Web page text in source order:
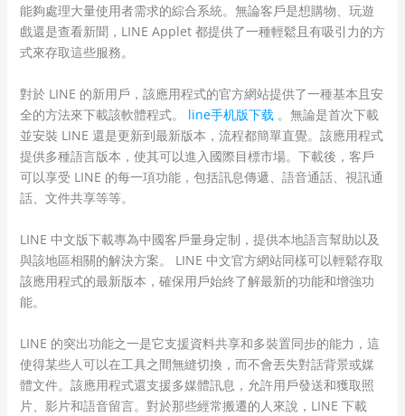
能夠處理大量使用者需求的綜合系統。無論客戶是想購物、玩遊
戲還是查看新聞，LINE Applet 都提供了一種輕鬆且有吸引力的方
式來存取這些服務。
對於 LINE 的新用戶，該應用程式的官方網站提供了一種基本且安
全的方法來下載該軟體程式。 line手机版下载。無論是首次下載
並安裝 LINE 還是更新到最新版本，流程都簡單直覺。該應用程式
提供多種語言版本，使其可以進入國際目標市場。下載後，客戶
可以享受 LINE 的每一項功能，包括訊息傳遞、語音通話、視訊通
話、文件共享等等。
LINE 中文版下載專為中國客戶量身定制，提供本地語言幫助以及
與該地區相關的解決方案。 LINE 中文官方網站同樣可以輕鬆存取
該應用程式的最新版本，確保用戶始終了解最新的功能和增強功
能。
LINE 的突出功能之一是它支援資料共享和多裝置同步的能力，這
使得某些人可以在工具之間無縫切換，而不會丟失對話背景或媒
體文件。該應用程式還支援多媒體訊息，允許用戶發送和獲取照
片、影片和語音留言。對於那些經常搬遷的人來說，LINE 下載